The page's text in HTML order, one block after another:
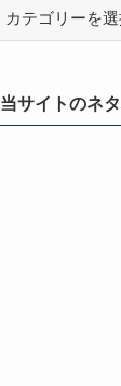
当サイトのネ